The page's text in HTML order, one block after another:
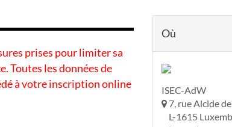
prises pour limiter sa
Toutes les données de
à votre inscription online
Où
ISEC-AdW
7, rue Alcide
L-1615